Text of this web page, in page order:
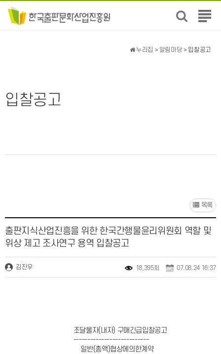
전
뉴
입찰공고
누리집 > 알림마당 > 입찰공고
목록
출판지식산업진흥을 위한 한국간행물윤리위원회 역할 및
위상 제고 조사연구 용역 입찰공고
김진우 18,395회 07.08.24 16:37
조달물자(내자) 구매긴급입찰공고
---------------------------
일반(총액)협상에의한계약